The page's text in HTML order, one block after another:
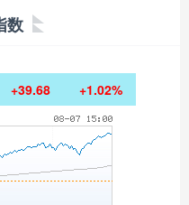
数
+39.68 +1.02%